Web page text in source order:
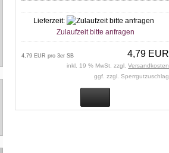
Lieferzeit:
Zulaufzeit bitte anfragen
4,79 EUR
4,79 EUR pro 3er SB
inkl. 19 % MwSt. zzgl.Versandkosten
ggf. zzgl. Sperrgutzuschlag